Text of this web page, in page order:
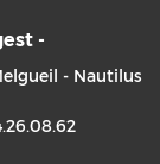
-
- Nautilus